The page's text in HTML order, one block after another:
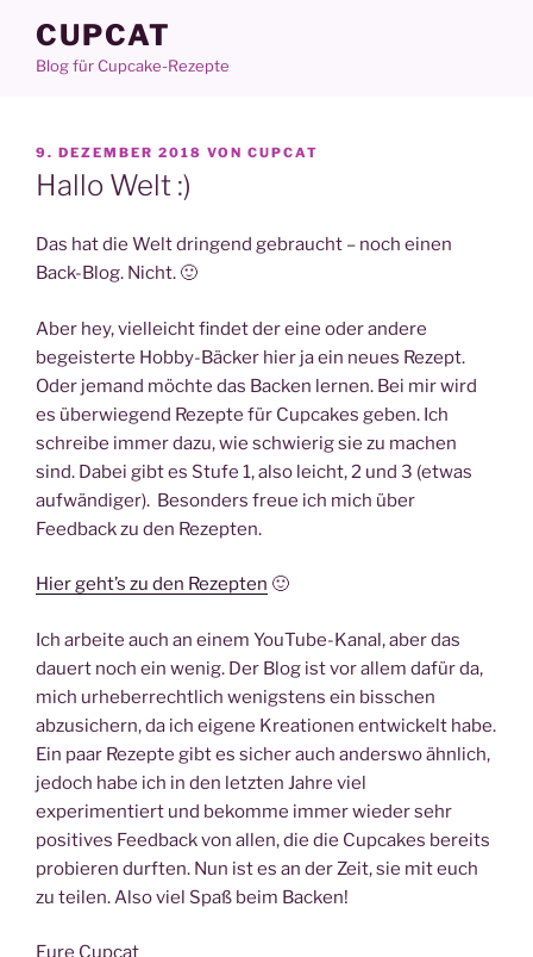
Inhalt
springen
CUPCAT
Blog für Cupcake-Rezepte
VERÖFFENTLICHT
AM
9. DEZEMBER 2018 VON CUPCAT
Hallo Welt :)
Das hat die Welt dringend gebraucht – noch einen
Back-Blog. Nicht. 🙂
Aber hey, vielleicht findet der eine oder andere
begeisterte Hobby-Bäcker hier ja ein neues Rezept.
Oder jemand möchte das Backen lernen. Bei mir wird
es überwiegend Rezepte für Cupcakes geben. Ich
schreibe immer dazu, wie schwierig sie zu machen
sind. Dabei gibt es Stufe 1, also leicht, 2 und 3 (etwas
aufwändiger). Besonders freue ich mich über
Feedback zu den Rezepten.
Hier geht’s zu den Rezepten 🙂
Ich arbeite auch an einem YouTube-Kanal, aber das
dauert noch ein wenig. Der Blog ist vor allem dafür da,
mich urheberrechtlich wenigstens ein bisschen
abzusichern, da ich eigene Kreationen entwickelt habe.
Ein paar Rezepte gibt es sicher auch anderswo ähnlich,
jedoch habe ich in den letzten Jahre viel
experimentiert und bekomme immer wieder sehr
positives Feedback von allen, die die Cupcakes bereits
probieren durften. Nun ist es an der Zeit, sie mit euch
zu teilen. Also viel Spaß beim Backen!
Eure Cupcat